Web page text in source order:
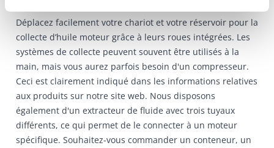
Déplacez facilement votre chariot et votre réservoir pour la
collecte d’huile moteur grâce à leurs roues intégrées. Les
systèmes de collecte peuvent souvent être utilisés à la
main, mais vous aurez parfois besoin d'un compresseur.
Ceci est clairement indiqué dans les informations relatives
aux produits sur notre site web. Nous disposons
également d'un extracteur de fluide avec trois tuyaux
différents, ce qui permet de le connecter à un moteur
spécifique. Souhaitez-vous commander un conteneur, un